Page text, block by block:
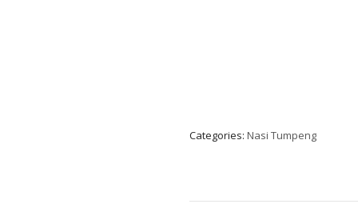
Categories: Nasi Tumpeng